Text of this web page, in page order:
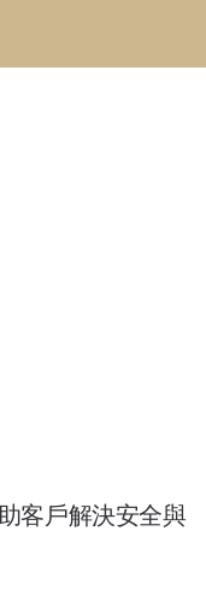
客戶解決安全與